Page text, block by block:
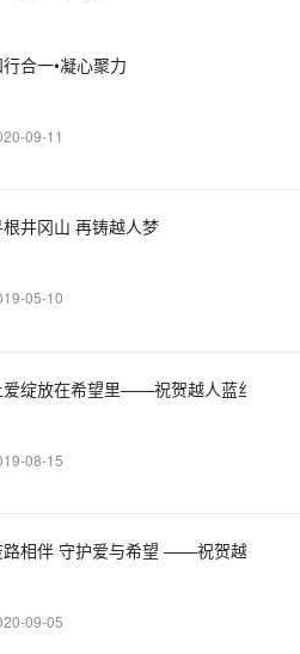
合一•凝心聚力
09-11
根井冈山 再铸越人梦
05-10
爱绽放在希望里——祝贺越人蓝丝带爱
08-15
路相伴 守护爱与希望 ——祝贺越人蓝丝
09-05